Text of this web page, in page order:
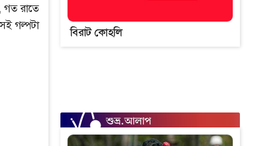
গত রাতে
গল্পটা
বিরাট কোহলি